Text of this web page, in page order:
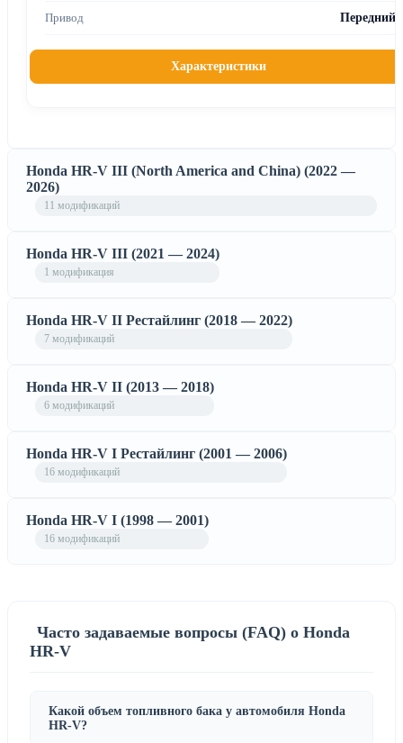
Передний
Характеристики
Honda HR-V III (North America and China) (2022 —
2026)
11 модификаций
Honda HR-V III (2021 — 2024)
1 модификация
Honda HR-V II Рестайлинг (2018 — 2022)
7 модификаций
Honda HR-V II (2013 — 2018)
6 модификаций
Honda HR-V I Рестайлинг (2001 — 2006)
16 модификаций
Honda HR-V I (1998 — 2001)
16 модификаций
Часто задаваемые вопросы (FAQ) о Honda
HR-V
Какой объем топливного бака у автомобиля Honda
HR-V?